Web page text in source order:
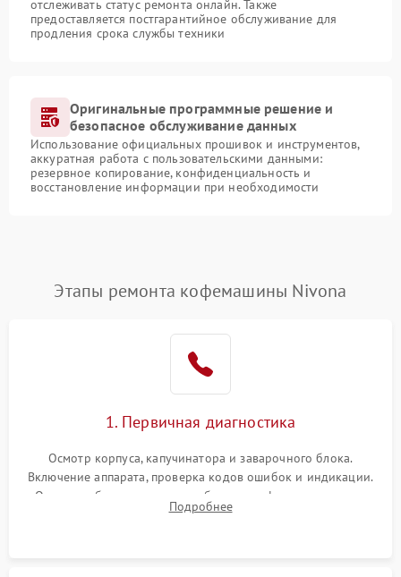
отслеживать статус ремонта онлайн. Также
предоставляется постгарантийное обслуживание для
продления срока службы техники
Оригинальные программные решение и
безопасное обслуживание данных
Использование официальных прошивок и инструментов,
аккуратная работа с пользовательскими данными:
резервное копирование, конфиденциальность и
восстановление информации при необходимости
Этапы ремонта кофемашины Nivona
1. Первичная диагностика
Осмотр корпуса, капучинатора и заварочного блока.
Включение аппарата, проверка кодов ошибок и индикации.
Оценка работы помпы, термоблока и кофемолки на слух.
Измерение температуры и давления воды для выявления
Подробнее